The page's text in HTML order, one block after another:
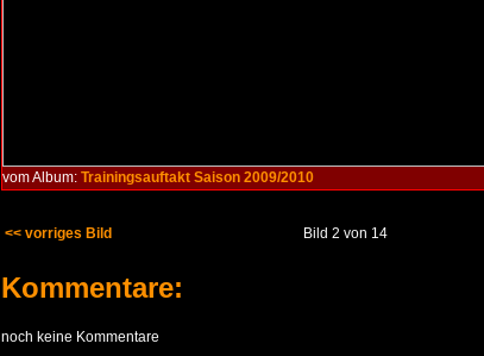
vom Album: Trainingsauftakt Saison 2009/2010
<< vorriges Bild Bild 2 von 14
Kommentare:
noch keine Kommentare